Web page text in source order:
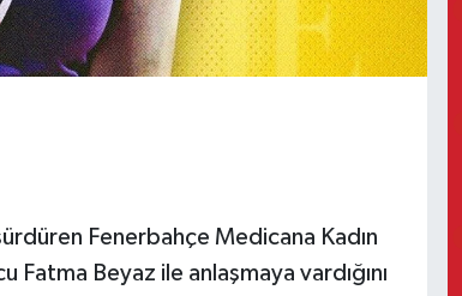
Fenerbahçe Medicana Kadın
Fatma Beyaz ile anlaşmaya vardığını